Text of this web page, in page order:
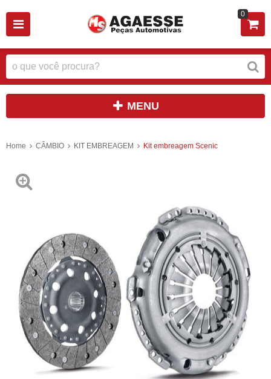
0
MENU
Home CÂMBIO KIT EMBREAGEM Kit embreagem Scenic